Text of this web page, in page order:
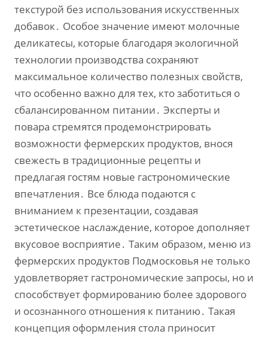
текстурой без использования искусственных
добавок․ Особое значение имеют молочные
деликатесы‚ которые благодаря экологичной
технологии производства сохраняют
максимальное количество полезных свойств‚
что особенно важно для тех‚ кто заботиться о
сбалансированном питании․ Эксперты и
повара стремятся продемонстрировать
возможности фермерских продуктов‚ внося
свежесть в традиционные рецепты и
предлагая гостям новые гастрономические
впечатления․ Все блюда подаются с
вниманием к презентации‚ создавая
эстетическое наслаждение‚ которое дополняет
вкусовое восприятие․ Таким образом‚ меню из
фермерских продуктов Подмосковья не только
удовлетворяет гастрономические запросы‚ но и
способствует формированию более здорового
и осознанного отношения к питанию․ Такая
концепция оформления стола приносит